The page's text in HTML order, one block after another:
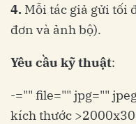
4. Mỗi tác giả gửi tối
đơn và ảnh bộ).
Yêucầukỹthuật:
-="" file="" jpg=""
kích thước